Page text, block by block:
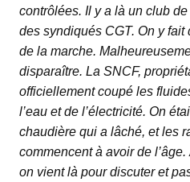
contrôlées. Il y a là un club
des syndiqués CGT. On y
de la marche.
disparaître. La SNCF,
officiellement coupé les
l’eau et de l’électricité. On
chaudière qui a lâché, et les
commencent à avoir de
on vient là pour discuter et